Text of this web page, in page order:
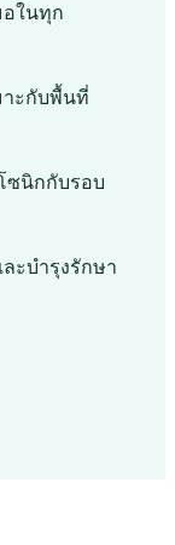
อในทุก
าะกับพื้นที่
ซนิกกับรอบ
ะบำรุงรักษา